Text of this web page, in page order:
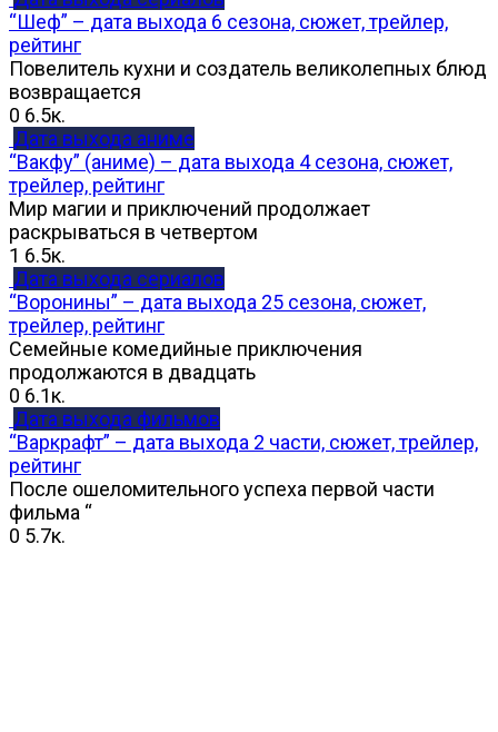
“Шеф” – дата выхода 6 сезона, сюжет, трейлер,
рейтинг
Повелитель кухни и создатель великолепных блюд
возвращается
0 6.5к.
Дата выхода аниме
“Вакфу” (аниме) – дата выхода 4 сезона, сюжет,
трейлер, рейтинг
Мир магии и приключений продолжает
раскрываться в четвертом
1 6.5к.
Дата выхода сериалов
“Воронины” – дата выхода 25 сезона, сюжет,
трейлер, рейтинг
Семейные комедийные приключения
продолжаются в двадцать
0 6.1к.
Дата выхода фильмов
“Варкрафт” – дата выхода 2 части, сюжет, трейлер,
рейтинг
После ошеломительного успеха первой части
фильма “
0 5.7к.